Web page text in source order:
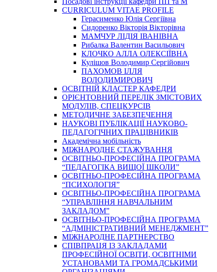
CURRICULUM VITAE PROFILE
Герасименко Юлія Сергіївна
Сидоренко Вікторія Вікторівна
МАМЧУР ЛІДІЯ ІВАНІВНА
Рибалка Валентин Васильович
КЛОЧКО АЛЛА ОЛЕКСІЇВНА
Кулішов Володимир Сергійович
ПАХОМОВ ІЛЛЯ
ВОЛОДИМИРОВИЧ
ОСВІТНІЙ КЛАСТЕР КАФЕДРИ
ОРІЄНТОВНИЙ ПЕРЕЛІК ЗМІСТОВИХ
МОДУЛІВ, СПЕЦКУРСІВ
МЕТОДИЧНЕ ЗАБЕЗПЕЧЕННЯ
НАУКОВІ ПУБЛІКАЦІЇ НАУКОВО-
ПЕДАГОГІЧНИХ ПРАЦІВНИКІВ
Академічна мобільність
МІЖНАРОДНЕ СТАЖУВАННЯ
ОСВІТНЬО-ПРОФЕСІЙНА ПРОГРАМА
“ПЕДАГОГІКА ВИЩОЇ ШКОЛИ”
ОСВІТНЬО-ПРОФЕСІЙНА ПРОГРАМА
“ПСИХОЛОГІЯ”
ОСВІТНЬО-ПРОФЕСІЙНА ПРОГРАМА
“УПРАВЛІННЯ НАВЧАЛЬНИМ
ЗАКЛАДОМ”
ОСВІТНЬО-ПРОФЕСІЙНА ПРОГРАМА
“АДМІНІСТРАТИВНИЙ МЕНЕДЖМЕНТ”
МІЖНАРОДНЕ ПАРТНЕРСТВО
СПІВПРАЦЯ ІЗ ЗАКЛАДАМИ
ПРОФЕСІЙНОЇ ОСВІТИ, ОСВІТНІМИ
УСТАНОВАМИ ТА ГРОМАДСЬКИМИ